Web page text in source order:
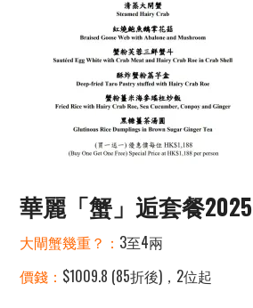
華麗「蟹」逅套餐2025
大閘蟹幾重？： 3至4兩
價錢： $1009.8 (85折後)，2位起